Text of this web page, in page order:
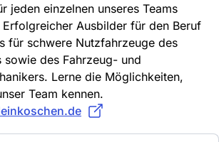
jeden einzelnen unseres Teams
Ausbilder für den Beruf
für schwere Nutzfahrzeuge des
sowie des Fahrzeug- und
Lerne die Möglichkeiten,
Team kennen.